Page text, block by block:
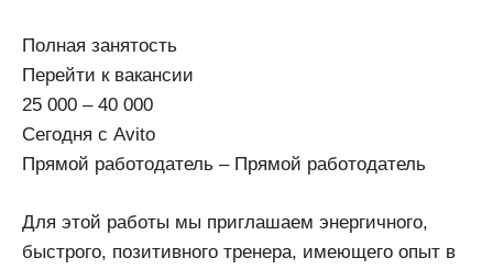
Полная занятость
Перейти к вакансии
25 000 – 40 000
Сегодня с Avito
Прямой работодатель – Прямой работодатель
Для этой работы мы приглашаем энергичного,
быстрого, позитивного тренера, имеющего опыт в